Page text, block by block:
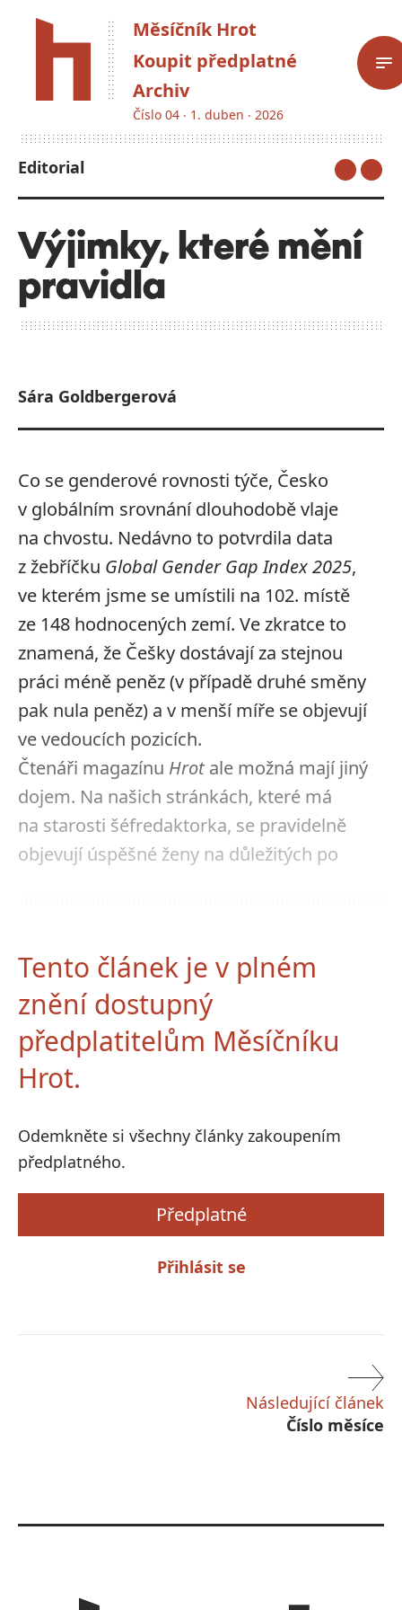
Měsíčník Hrot
Koupit předplatné
Archiv
Číslo 04 ‧ 1. duben ‧ 2026
Editorial
Výjimky, které mění
pravidla
Sára Goldbergerová
Co se genderové rovnosti týče, Česko
v globálním srovnání dlouhodobě vlaje
na chvostu. Nedávno to potvrdila data
z žebříčku Global Gender Gap Index 2025,
ve kterém jsme se umístili na 102. místě
ze 148 hodnocených zemí. Ve zkratce to
znamená, že Češky dostávají za stejnou
práci méně peněz (v případě druhé směny
pak nula peněz) a v menší míře se objevují
ve vedoucích pozicích.
Čtenáři magazínu Hrotale možná mají jiný
dojem. Na našich stránkách, které má
na starosti šéfredaktorka, se pravidelně
objevují úspěšné ženy na důležitých po
Tento článek je v plném
znění dostupný
předplatitelům Měsíčníku
Hrot.
Odemkněte si všechny články zakoupením
předplatného.
Předplatné
Přihlásit se
Následující článek
Číslo měsíce